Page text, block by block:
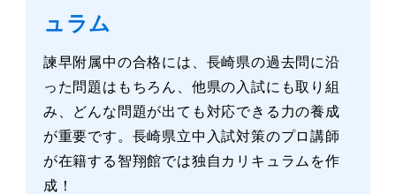
ュラム
諫早附属中の合格には、長崎県の過去問に沿
った問題はもちろん、他県の入試にも取り組
み、どんな問題が出ても対応できる力の養成
が重要です。長崎県立中入試対策のプロ講師
が在籍する智翔館では独自カリキュラムを作
成！